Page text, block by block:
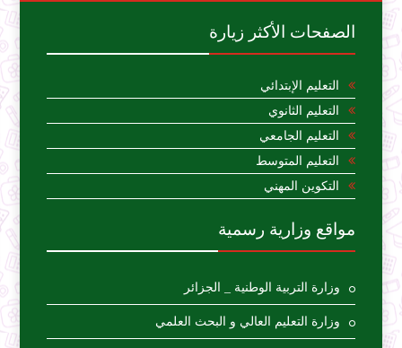
الصفحات الأكثر زيارة
التعليم الإبتدائي
التعليم الثانوي
التعليم الجامعي
التعليم المتوسط
التكوين المهني
مواقع وزارية رسمية
وزارة التربية الوطنية _ الجزائر
وزارة التعليم العالي و البحث العلمي